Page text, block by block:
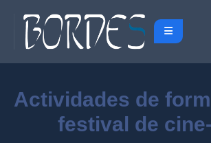
Actividades de
festival de